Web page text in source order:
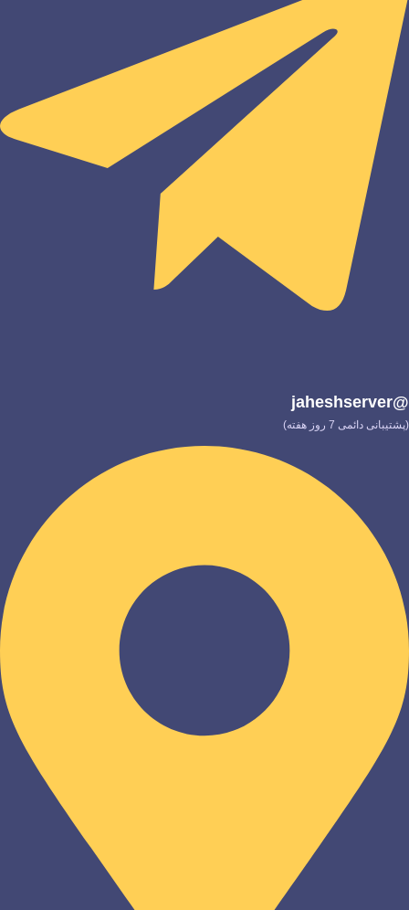
@jaheshserver
(پشتیبانی دائمی 7 روز هفته)